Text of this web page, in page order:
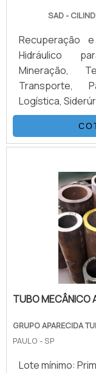
SAD -
Recuperação
Hidráulico
Mineração,
Transporte,
Logística,
TUBO MECÂNICO
GRUPO APARECIDA
PAULO - SP
Lote mínimo: